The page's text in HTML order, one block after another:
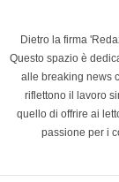
Dietro la firma
Questo spazio è
alle breaking news
riflettono il lavoro
quello di offrire ai
passione per i